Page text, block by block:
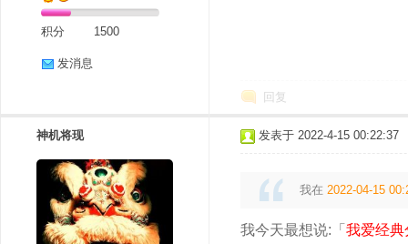
积分 1500
发消息
回复
神机将现 发表于 2022-4-15 00:22:37
我在 2022-04-15
我今天最想说:「 我爱经典